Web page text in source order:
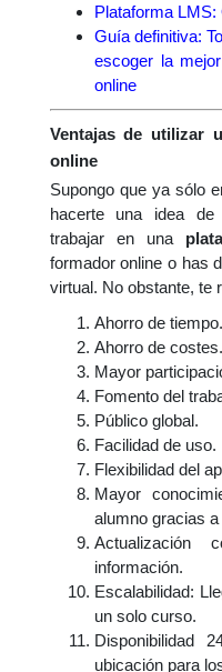
Plataforma
Guía definitiva:
escoger la
online
Ventajas de utilizar
online
Supongo que ya sólo
hacerte una idea de
trabajar en una
formador online o has
virtual. No obstante,
Ahorro de tiempo.
Ahorro de costes.
Mayor
Fomento del
Público global.
Facilidad de uso.
Flexibilidad del
Mayor
alumno gracias
Actualización
información.
Escalabilidad:
un solo curso.
Disponibilidad
ubicación para